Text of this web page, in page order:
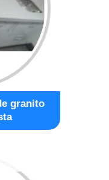
granito